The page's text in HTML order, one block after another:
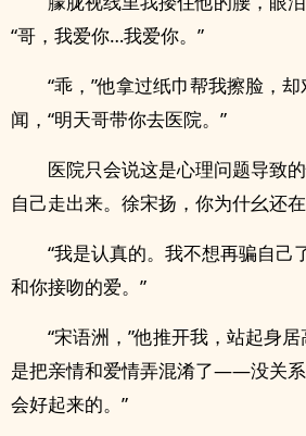
“哥，我爱你…我爱你。”
“乖，”他拿过纸巾帮我擦脸，
闻，“明天哥带你去医院。”
医院只会说这是心理问题导致
自己走出来。徐宋扬，你为什幺还在
“我是认真的。我不想再骗自己
和你接吻的爱。”
“宋语洲，”他推开我，站起身
是把亲情和爱情弄混淆了——没关
会好起来的。”